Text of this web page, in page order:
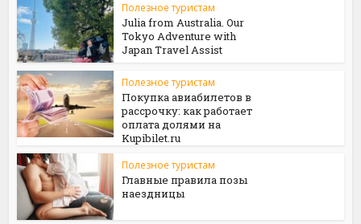
Полезное туристам
Julia from Australia. Our
Tokyo Adventure with
Japan Travel Assist
Полезное туристам
Покупка авиабилетов в
рассрочку: как работает
оплата долями на
Kupibilet.ru
Полезное туристам
Главные правила позы
наездницы